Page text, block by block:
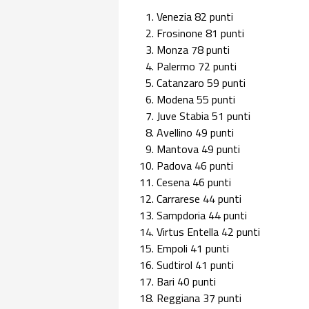
Venezia 82 punti
Frosinone 81 punti
Monza 78 punti
Palermo 72 punti
Catanzaro 59 punti
Modena 55 punti
Juve Stabia 51 punti
Avellino 49 punti
Mantova 49 punti
Padova 46 punti
Cesena 46 punti
Carrarese 44 punti
Sampdoria 44 punti
Virtus Entella 42 punti
Empoli 41 punti
Sudtirol 41 punti
Bari 40 punti
Reggiana 37 punti